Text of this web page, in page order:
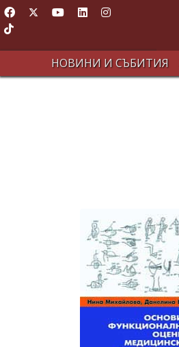
НОВИНИ И СЪБИТИЯ